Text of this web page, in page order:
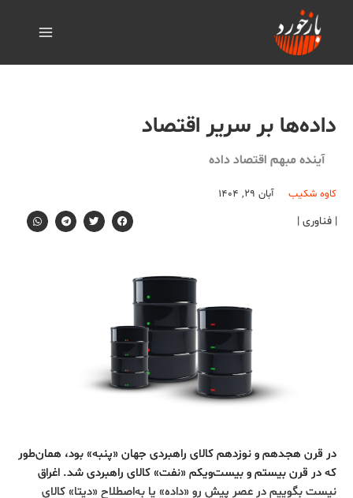
داده‌ها بر سریر اقتصاد
آینده مبهم اقتصاد داده
کاوه شکیب آبان ۲۹, ۱۴۰۴
| فناوری |
در قرن هجدهم و نوزدهم کالای راهبردی جهان «پنبه» بود، همان‌طور
که در قرن بیستم و بیست‌ویکم «نفت» کالای راهبردی شد. اغراق
نیست بگوییم در عصر پیش رو «داده» یا به‌اصطلاح «دیتا» کالای